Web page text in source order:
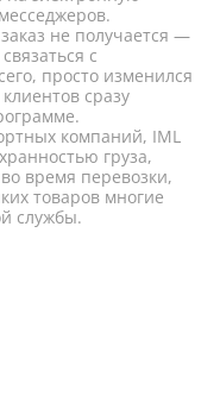
не получается —
с
просто изменился
сразу
компаний, IML
груза,
время перевозки,
товаров многие
службы.